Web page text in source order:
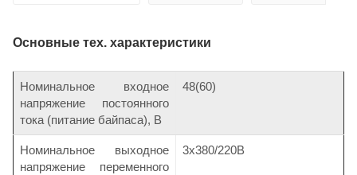
Основные тех. характеристики
Номинальное входное
напряжение постоянного
тока (питание байпаса), В
48(60)
Номинальное выходное
напряжение переменного
3х380/220В